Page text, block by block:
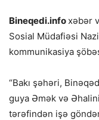
Bineqedi.info xəbər
Sosial Müdafiəsi
kommunikasiya
“Bakı şəhəri,
guya Əmək və
tərəfindən işə